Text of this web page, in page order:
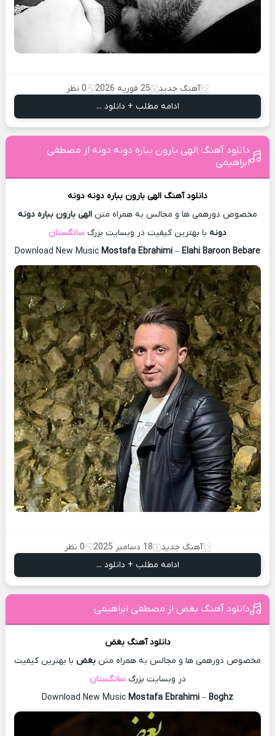
آهنگ جدید 25 فوریه 2026
0 نظر
ادامه مطلب + دانلود ...
دانلود آهنگ الهی بارون بباره دونه دونه از مصطفی
ابراهیمی
دانلود آهنگ الهی بارون بباره دونه دونه
مخصوص دورهمی ها و مجالس به همراه متن الهی بارون بباره دونه
دونه با بهترین کیفیت در وبسایت بزرگ سانگستان
Download New Music Mostafa Ebrahimi – Elahi Baroon Bebare
آهنگ جدید 18 دسامبر 2025
0 نظر
ادامه مطلب + دانلود ...
دانلود آهنگ بغض از مصطفی ابراهیمی
دانلود آهنگ بغض
مخصوص دورهمی ها و مجالس به همراه متن بغض با بهترین کیفیت
در وبسایت بزرگسانگستان
Download New Music Mostafa Ebrahimi – Boghz